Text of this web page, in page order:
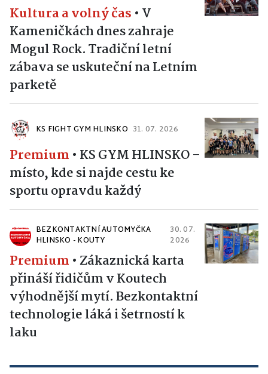
Kultura a volný čas • V
Kameničkách dnes zahraje
Mogul Rock. Tradiční letní
zábava se uskuteční na Letním
parketě
KS FIGHT GYM HLINSKO 31. 07. 2026
Premium • KS GYM HLINSKO –
místo, kde si najde cestu ke
sportu opravdu každý
BEZKONTAKTNÍ AUTOMYČKA
HLINSKO - KOUTY
30. 07.
2026
Premium • Zákaznická karta
přináší řidičům v Koutech
výhodnější mytí. Bezkontaktní
technologie láká i šetrností k
laku